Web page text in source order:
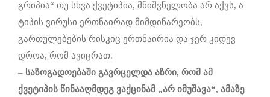
გრიპია“ თუ სხვა ქვეტიპია, მნიშვნელობა არ აქვს, ა
ტიპის ვირუსი ერთნაირად მიმდინარეობს,
გართულებების რისკიც ერთნაირია და ჯერ კიდევ
დროა, რომ ავიცრათ.
– საზოგადოებაში გავრცელდა აზრი, რომ ამ
ქვეტიპის წინააღმდეგ ვაქცინამ „არ იმუშავა“, ამაზე